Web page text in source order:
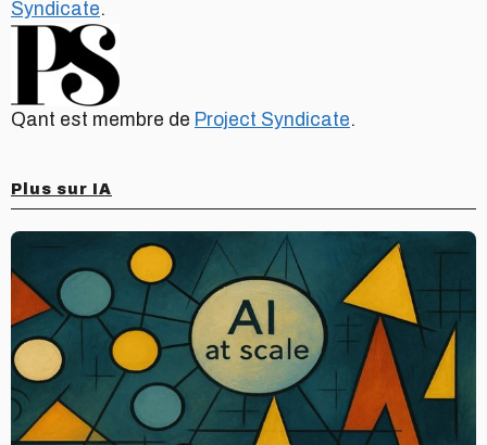
Syndicate.
Qant est membre de Project Syndicate.
Plus sur IA
Bain
Technology
Report
2025
l’IA
agentique
change
d’échelle